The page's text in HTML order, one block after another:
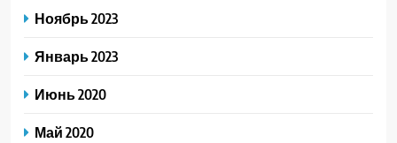
Ноябрь 2023
Январь 2023
Июнь 2020
Май 2020